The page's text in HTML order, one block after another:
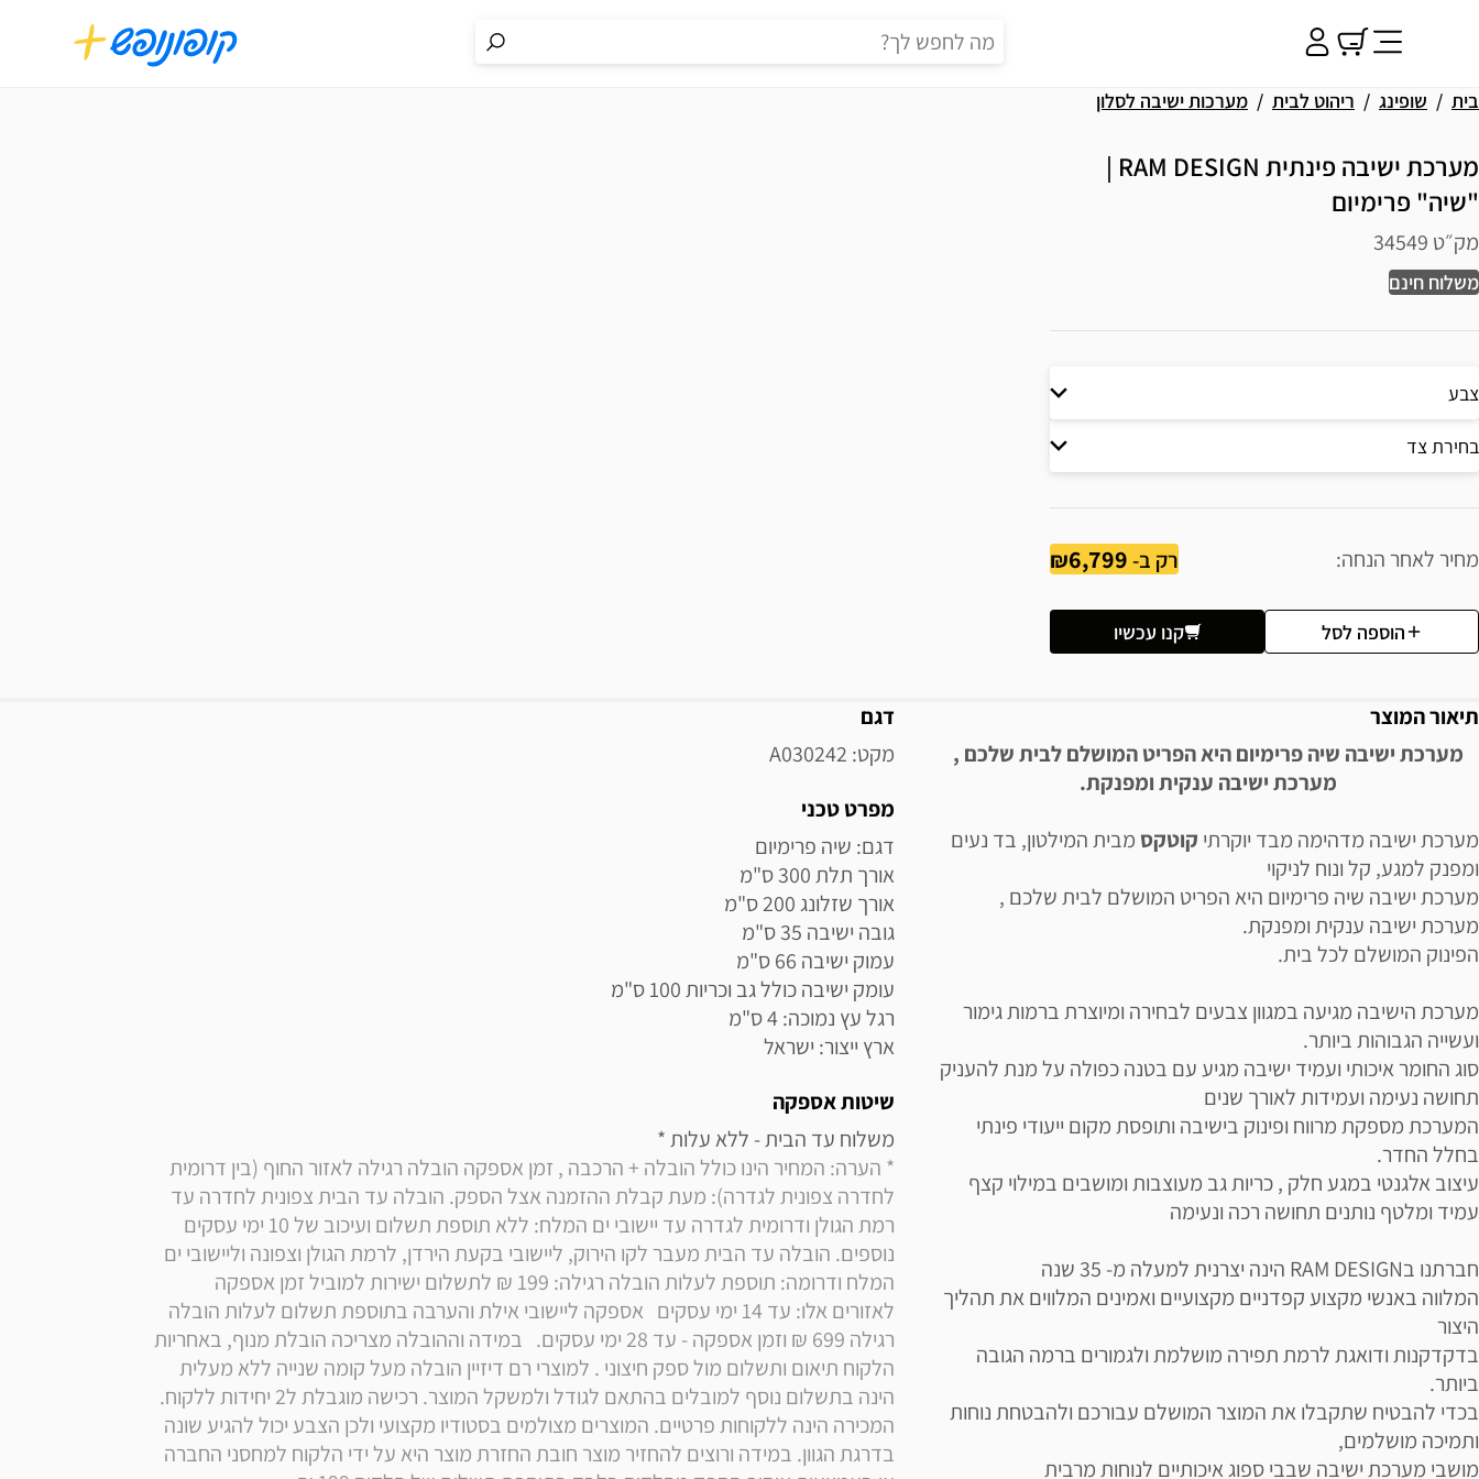
בית שופינג ריהוט לבית מערכות ישיבה לסלון
מערכת ישיבה פינתית RAM DESIGN |
"שיה" פרימיום
מק״ט 34549
משלוח חינם
צבע
בחירת צד
מחיר לאחר הנחה רק ב-6,799
הוספה לסל קנו עכשיו
תיאור המוצר
מערכת ישיבה שיה פרימיום היא הפריט המושלם לבית שלכם ,
מערכת ישיבה ענקית ומפנקת.
מערכת ישיבה מדהימה מבד יוקרתי קוטקס מבית המילטון, בד נעים
ומפנק למגע, קל ונוח לניקוי
מערכת ישיבה שיה פרימיום היא הפריט המושלם לבית שלכם ,
מערכת ישיבה ענקית ומפנקת.
הפינוק המושלם לכל בית.
מערכת הישיבה מגיעה במגוון צבעים לבחירה ומיוצרת ברמות גימור
ועשייה הגבוהות ביותר.
סוג החומר איכותי ועמיד ישיבה מגיע עם בטנה כפולה על מנת להעניק
תחושה נעימה ועמידות לאורך שנים
המערכת מספקת מרווח ופינוק בישיבה ותופסת מקום ייעודי פינתי
בחלל החדר.
עיצוב אלגנטי במגע חלק , כריות גב מעוצבות ומושבים במילוי קצף
עמיד ומלטף נותנים תחושה רכה ונעימה
חברתנו בRAM DESIGN הינה יצרנית למעלה מ- 35 שנה
המלווה באנשי מקצוע קפדניים מקצועיים ואמינים המלווים את תהליך
היצור
בדקדקנות ודואגת לרמת תפירה מושלמת ולגמורים ברמה הגובה
ביותר.
בכדי להבטיח שתקבלו את המוצר המושלם עבורכם ולהבטחת נוחות
ותמיכה מושלמים,
מושבי מערכת ישיבה שבבי ספוג איכותיים לנוחות מרבית
מידע נוסף
דגם
מקט: A030242
מפרט טכני
ארץ ייצור: ישראל
שיטות אספקה
משלוח עד הבית - ללא עלות *